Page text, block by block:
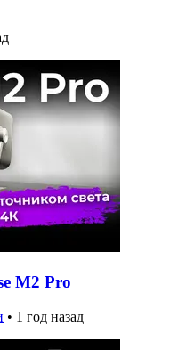
M2 Pro
• 1 год назад